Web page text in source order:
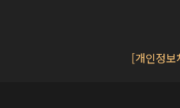
[개인정보